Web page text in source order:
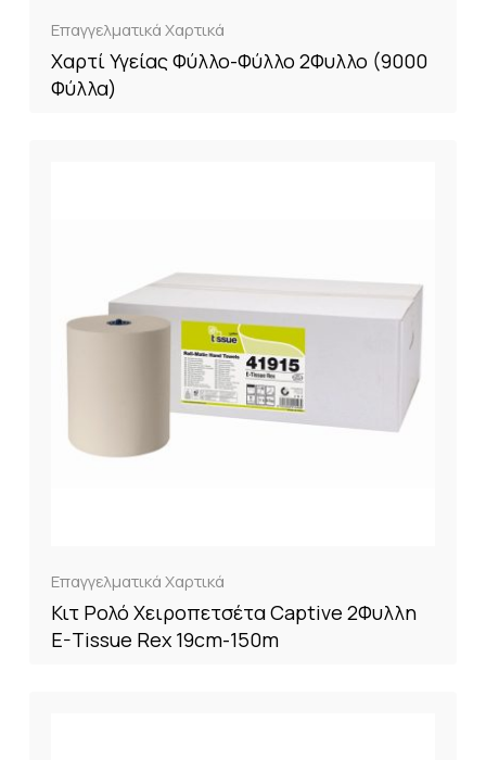
Επαγγελματικά Χαρτικά
Χαρτί Υγείας Φύλλο-Φύλλο 2Φυλλο (9000
Φύλλα)
Επαγγελματικά Χαρτικά
Κιτ Ρολό Χειροπετσέτα Captive 2Φυλλη
E-Tissue Rex 19cm-150m